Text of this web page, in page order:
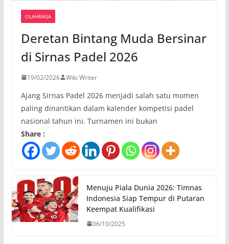
OLAHRAGA
Deretan Bintang Muda Bersinar
di Sirnas Padel 2026
19/02/2026 Wiki Writer
Ajang Sirnas Padel 2026 menjadi salah satu momen
paling dinantikan dalam kalender kompetisi padel
nasional tahun ini. Turnamen ini bukan
Share :
Menuju Piala Dunia 2026: Timnas
Indonesia Siap Tempur di Putaran
Keempat Kualifikasi
06/10/2025